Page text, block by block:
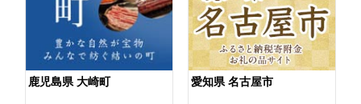
鹿児島県 大崎町 愛知県 名古屋市